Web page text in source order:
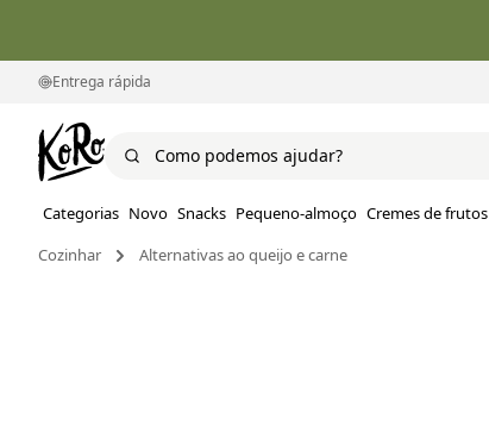
Entrega rápida
Categorias Novo Snacks Pequeno-almoço Cremes de
Cozinhar
Alternativas ao queijo e carne